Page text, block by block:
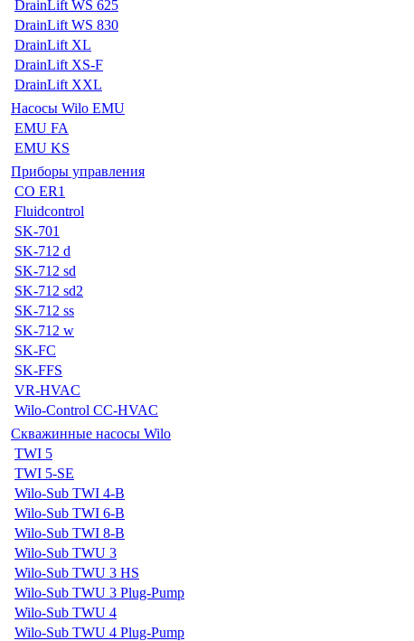
DrainLift WS 625
DrainLift WS 830
DrainLift XL
DrainLift XS-F
DrainLift XXL
Насосы Wilo EMU
EMU FA
EMU KS
Приборы управления
CO ER1
Fluidcontrol
SK-701
SK-712 d
SK-712 sd
SK-712 sd2
SK-712 ss
SK-712 w
SK-FC
SK-FFS
VR-HVAC
Wilo-Control CC-HVAC
Скважинные насосы Wilo
TWI 5
TWI 5-SE
Wilo-Sub TWI 4-B
Wilo-Sub TWI 6-B
Wilo-Sub TWI 8-B
Wilo-Sub TWU 3
Wilo-Sub TWU 3 HS
Wilo-Sub TWU 3 Plug-Pump
Wilo-Sub TWU 4
Wilo-Sub TWU 4 Plug-Pump